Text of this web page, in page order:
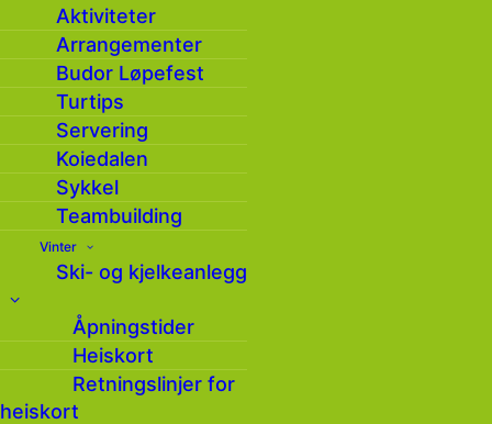
Aktiviteter
Arrangementer
Budor Løpefest
Turtips
Servering
Koiedalen
Sykkel
Teambuilding
Vinter
Ski- og kjelkeanlegg
Åpningstider
Heiskort
Retningslinjer for
heiskort
Tirsdagstrampen: Tur til
Savalsæterkjølen
Dato:
10.06.2025